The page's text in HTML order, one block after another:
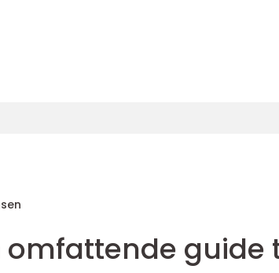
omfattende guide